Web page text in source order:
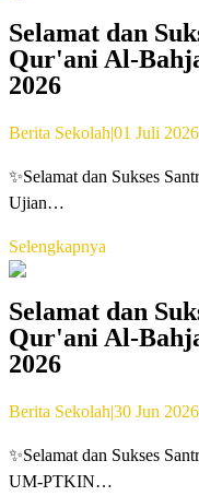
Selamat dan
Qur'ani Al-
2026
Berita Sekolah|01 Juli 2026
✨Selamat dan Sukses
Ujian…
Selengkapnya
Selamat dan
Qur'ani Al-
2026
Berita Sekolah|30 Jun 2026
✨Selamat dan Sukses
UM-PTKIN…